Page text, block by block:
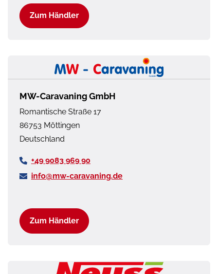
Zum Händler
MW-Caravaning GmbH
Romantische Straße 17
86753 Möttingen
Deutschland
+49 9083 969 90
info@mw-caravaning.de
Zum Händler